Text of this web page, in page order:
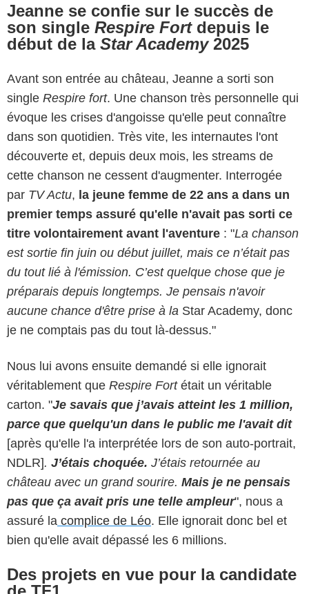
Jeanne se confie sur le succès de
son single Respire Fortdepuis le
début de la Star Academy2025
Avant son entrée au château, Jeanne a sorti son
single Respire fort. Une chanson très personnelle qui
évoque les crises d'angoisse qu'elle peut connaître
dans son quotidien. Très vite, les internautes l'ont
découverte et, depuis deux mois, les streams de
cette chanson ne cessent d'augmenter. Interrogée
par TV Actu, la jeune femme de 22 ans a dans un
premier temps assuré qu'elle n'avait pas sorti ce
titre volontairement avant l'aventure : "La chanson
est sortie fin juin ou début juillet, mais ce n’était pas
du tout lié à l'émission. C’est quelque chose que je
préparais depuis longtemps. Je pensais n'avoir
aucune chance d'être prise à la Star Academy, donc
je ne comptais pas du tout là-dessus."
Nous lui avons ensuite demandé si elle ignorait
véritablement que Respire Fort était un véritable
carton. "Je savais que j’avais atteint les 1 million,
parce que quelqu'un dans le public me l'avait dit
[après qu'elle l'a interprétée lors de son auto-portrait,
NDLR]. J’étais choquée. J’étais retournée au
château avec un grand sourire. Mais je ne pensais
pas que ça avait pris une telle ampleur", nous a
assuré la complice de Léo. Elle ignorait donc bel et
bien qu'elle avait dépassé les 6 millions.
Des projets en vue pour la candidate